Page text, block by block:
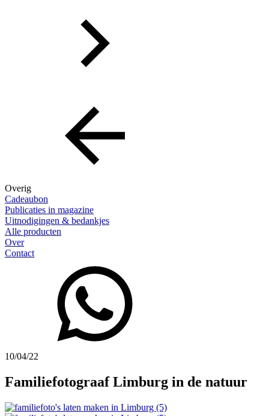
Overig
Cadeaubon
Publicaties in magazine
Uitnodigingen & bedankjes
Alle producten
Over
Contact
10/04/22
Familiefotograaf Limburg in de natuur